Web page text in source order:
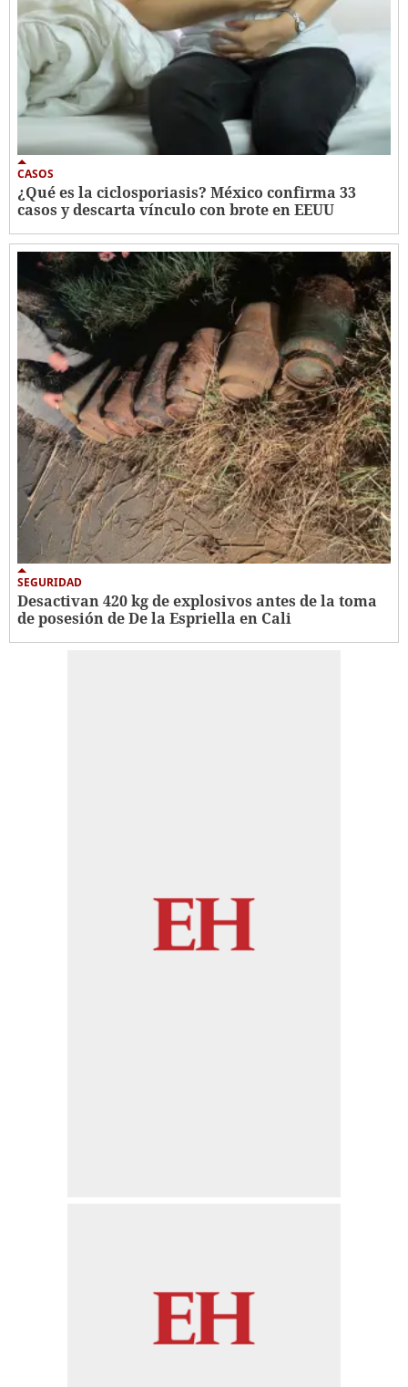
CASOS
¿Qué es la ciclosporiasis? México confirma 33
casos y descarta vínculo con brote en EEUU
SEGURIDAD
Desactivan 420 kg de explosivos antes de la toma
de posesión de De la Espriella en Cali